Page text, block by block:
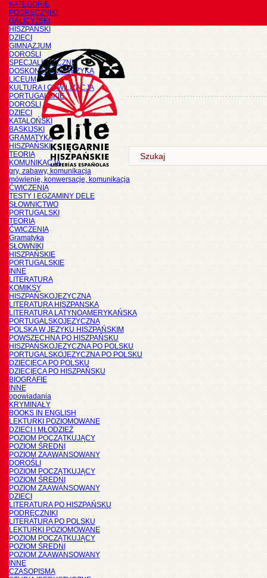
KATEGORIE
PODRĘCZNIKI
GALICYJSKI
HISZPAŃSKI
DZIECI
GIMNAZJUM
DOROŚLI
SPECJALISTYCZNE
DOSKONALENIE JĘZYKA
LICEUM
KULTURA I CYWILIZACJA
PORTUGALSKIE
DOROŚLI
DZIECI
KATALOŃSKI
BASKIJSKI
GRAMATYKA
HISZPAŃSKI
TEORIA
KOMUNIKACJA
gry, zabawy, komunikacja
mówienie, konwersacje, komunikacja
ĆWICZENIA
TESTY I EGZAMINY DELE
SŁOWNICTWO
PORTUGALSKI
TEORIA
ĆWICZENIA
Gramatyka
SŁOWNIKI
HISZPAŃSKIE
PORTUGALSKIE
INNE
LITERATURA
KOMIKSY
HISZPAŃSKOJĘZYCZNA
LITERATURA HISZPANSKA
LITERATURA LATYNOAMERYKAŃSKA
PORTUGALSKOJĘZYCZNA
POLSKA W JĘZYKU HISZPAŃSKIM
POWSZECHNA PO HISZPAŃSKU
HISZPAŃSKOJĘZYCZNA PO POLSKU
PORTUGALSKOJĘZYCZNA PO POLSKU
DZIECIĘCA PO POLSKU
DZIECIĘCA PO HISZPAŃSKU
BIOGRAFIE
INNE
opowiadania
KRYMINAŁY
BOOKS IN ENGLISH
LEKTURKI POZIOMOWANE
DZIECI I MŁODZIEŻ
POZIOM POCZĄTKUJĄCY
POZIOM ŚREDNI
POZIOM ZAAWANSOWANY
DOROŚLI
POZIOM POCZĄTKUJĄCY
POZIOM ŚREDNI
POZIOM ZAAWANSOWANY
DZIECI
LITERATURA PO HISZPAŃSKU
PODRĘCZNIKI
LITERATURA PO POLSKU
LEKTURKI POZIOMOWANE
POZIOM POCZĄTKUJĄCY
POZIOM ŚREDNI
POZIOM ZAAWANSOWANY
INNE
CZASOPISMA